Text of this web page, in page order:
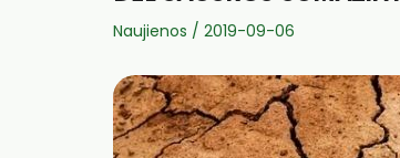
Naujienos / 2019-09-06